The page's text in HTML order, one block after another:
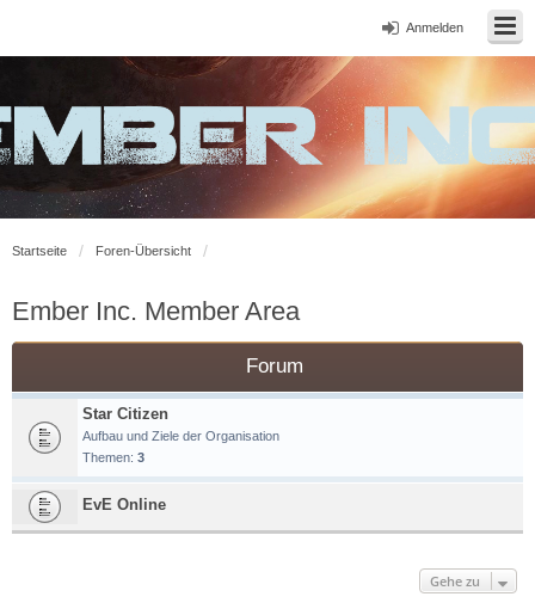
Anmelden
Startseite Foren-Übersicht
Ember Inc. Member Area
Forum
Star Citizen
Aufbau und Ziele der Organisation
Themen: 3
EvE Online
Gehe zu